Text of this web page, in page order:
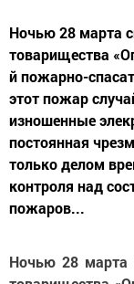
Ночью 28 марта
товарищества
й пожарно-
этот пожар
изношенные
постоянная
только делом
контроля над
пожаров...
Ночью 28 марта